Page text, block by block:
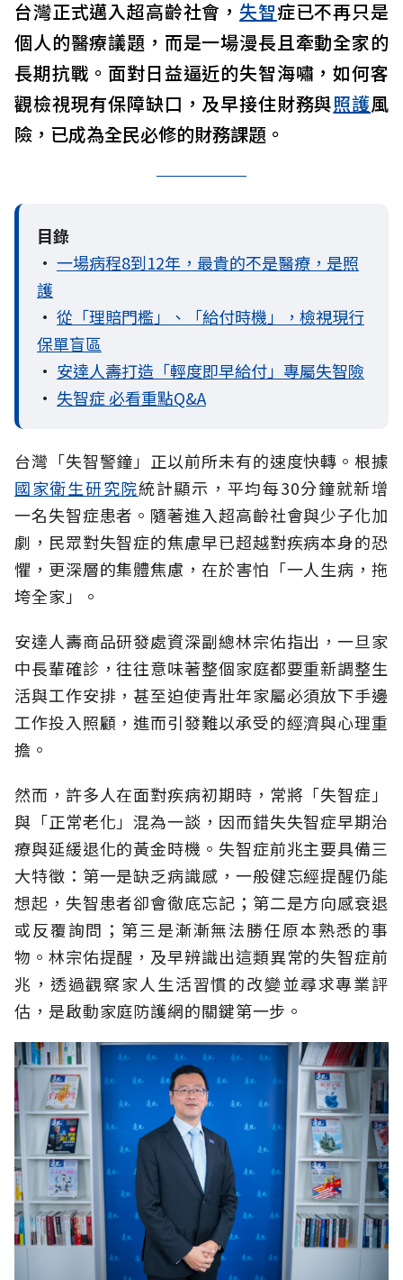
台灣正式邁入超高齡社會， 失智症已不再只是
個人的醫療議題，而是一場漫長且牽動全家的
長期抗戰。面對日益逼近的失智海嘯，如何客
觀檢視現有保障缺口，及早接住財務與照護風
險，已成為全民必修的財務課題。
目錄
• 一場病程8到12年，最貴的不是醫療，是照
護
• 從「理賠門檻」、「給付時機」，檢視現行
保單盲區
• 安達人壽打造「輕度即早給付」專屬失智險
• 失智症 必看重點Q&A
台灣「失智警鐘」正以前所未有的速度快轉。根據
國家衛生研究院統計顯示，平均每30分鐘就新增
一名失智症患者。隨著進入超高齡社會與少子化加
劇，民眾對失智症的焦慮早已超越對疾病本身的恐
懼，更深層的集體焦慮，在於害怕「一人生病，拖
垮全家」。
安達人壽商品研發處資深副總林宗佑指出，一旦家
中長輩確診，往往意味著整個家庭都要重新調整生
活與工作安排，甚至迫使青壯年家屬必須放下手邊
工作投入照顧，進而引發難以承受的經濟與心理重
擔。
然而，許多人在面對疾病初期時，常將「失智症」
與「正常老化」混為一談，因而錯失失智症早期治
療與延緩退化的黃金時機。失智症前兆主要具備三
大特徵：第一是缺乏病識感，一般健忘經提醒仍能
想起，失智患者卻會徹底忘記；第二是方向感衰退
或反覆詢問；第三是漸漸無法勝任原本熟悉的事
物。林宗佑提醒，及早辨識出這類異常的失智症前
兆，透過觀察家人生活習慣的改變並尋求專業評
估，是啟動家庭防護網的關鍵第一步。